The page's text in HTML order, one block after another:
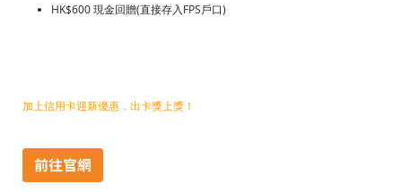
HK$600 現金回贈(直接存入FPS戶口)
加上信用卡迎新優惠，出卡獎上獎！